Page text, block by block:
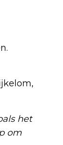
het
om